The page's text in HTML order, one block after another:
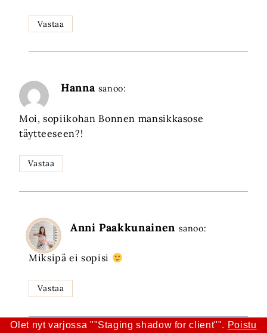
Vastaa
Hanna sanoo:
Moi, sopiikohan Bonnen mansikkasose
täytteeseen?!
Vastaa
Anni Paakkunainen sanoo:
Miksipä ei sopisi
Vastaa
Olet nyt varjossa ""Staging shadow for client"". Poistu